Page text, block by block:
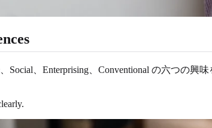
Social、Enterprising、Conventional の六つの